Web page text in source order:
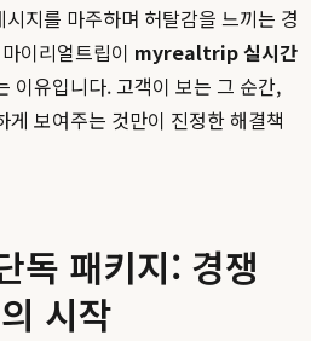
지를 마주하며 허탈감을 느끼는 경
이리얼트립이 myrealtrip 실시간
이유입니다. 고객이 보는 그 순간,
게 보여주는 것만이 진정한 해결책
독 패키지: 경쟁
시작